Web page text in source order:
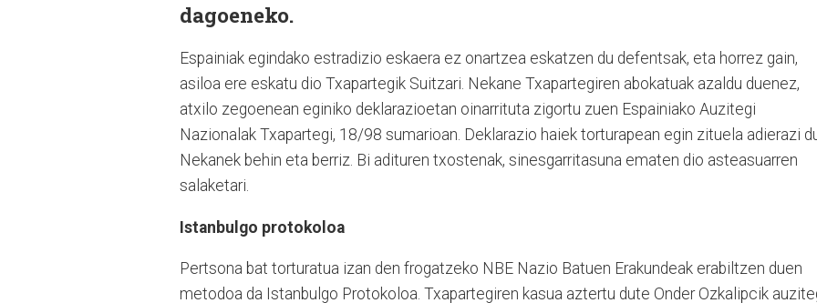
dagoeneko.
Espainiak egindako estradizio eskaera ez onartzea eskatzen du defentsak, eta horrez gain,
asiloa ere eskatu dio Txapartegik Suitzari. Nekane Txapartegiren abokatuak azaldu duenez,
atxilo zegoenean eginiko deklarazioetan oinarrituta zigortu zuen Espainiako Auzitegi
Nazionalak Txapartegi, 18/98 sumarioan. Deklarazio haiek torturapean egin zituela adierazi
Nekanek behin eta berriz. Bi adituren txostenak, sinesgarritasuna ematen dio asteasuarren
salaketari.
Istanbulgo protokoloa
Pertsona bat torturatua izan den frogatzeko NBE Nazio Batuen Erakundeak erabiltzen duen
metodoa da Istanbulgo Protokoloa. Txapartegiren kasua aztertu dute Onder Ozkalipcik